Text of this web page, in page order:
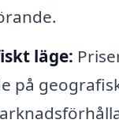
läge:
på